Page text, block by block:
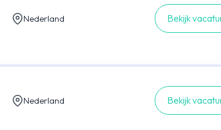
Nederland Bekijk
Nederland Bekijk